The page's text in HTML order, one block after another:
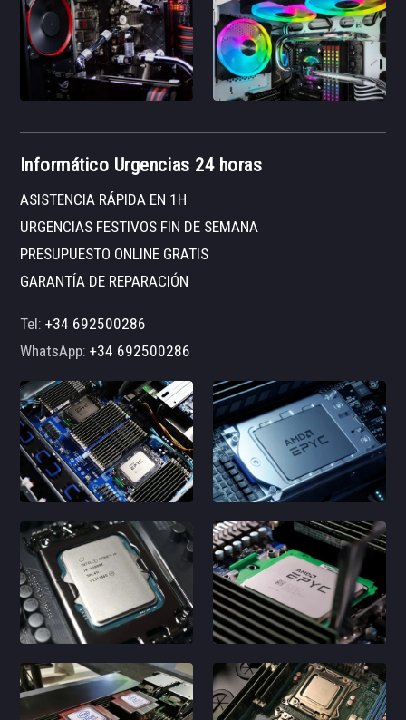
Informático Urgencias 24 horas
ASISTENCIA RÁPIDA EN 1H
URGENCIAS FESTIVOS FIN DE SEMANA
PRESUPUESTO ONLINE GRATIS
GARANTÍA DE REPARACIÓN
Tel:+34 692500286
WhatsApp:+34 692500286